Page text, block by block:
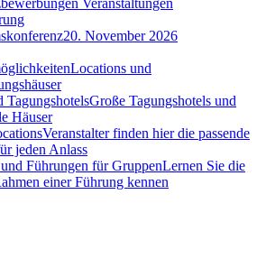
Veranstaltungen
20. November 2026
Locations und
TagungshotelsGroße Tagungshotels und
Häuser
Veranstalter finden hier die passende
jeden Anlass
Führungen für GruppenLernen Sie die
einer Führung kennen